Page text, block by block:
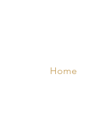
Home